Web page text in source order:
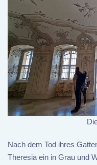
Nach dem Tod ihres
Theresia ein in Grau und